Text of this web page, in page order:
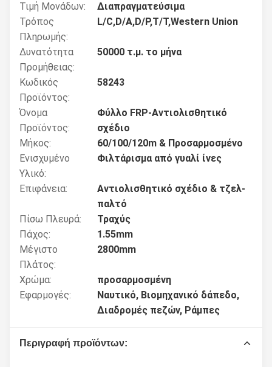
Τιμή Μονάδων:
Διαπραγματεύσιμα
Τρόπος
Πληρωμής:
L/C,D/A,D/P,T/T,Western Union
Δυνατότητα
Προμήθειας:
50000 τ.μ. το μήνα
Κωδικός
Προϊόντος:
58243
Όνομα
Προϊόντος:
Φύλλο FRP-Αντιολισθητικό
σχέδιο
Μήκος:
60/100/120m & Προσαρμοσμένο
Ενισχυμένο
Υλικό:
Φιλτάρισμα από γυαλί ίνες
Επιφάνεια:
Αντιολισθητικό σχέδιο & τζελ-
παλτό
Πίσω Πλευρά:
Τραχύς
Πάχος:
1.55mm
Μέγιστο
Πλάτος:
2800mm
Χρώμα:
προσαρμοσμένη
Εφαρμογές:
Ναυτικό, Βιομηχανικό δάπεδο,
Διαδρομές πεζών, Ράμπες
Περιγραφή προϊόντων: